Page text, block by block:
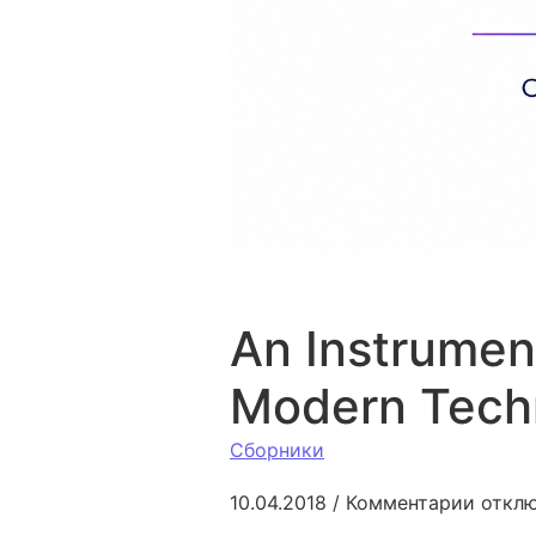
An
Modern
Сборники
10.04.2018 / Комментарии к